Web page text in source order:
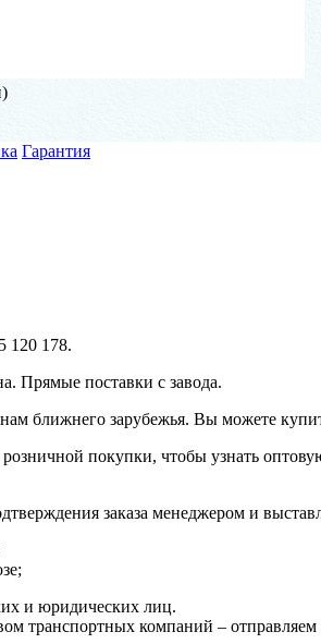
Гарантия
120 178.
Прямые поставки с завода.
ближнего зарубежья. Вы можете
розничной покупки, чтобы узнать
заказа менеджером и
и юридических лиц.
транспортных компаний –